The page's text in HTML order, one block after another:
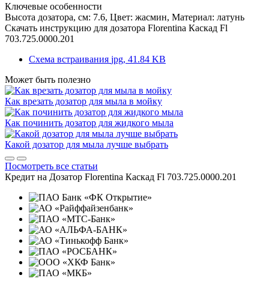
Ключевые особенности
Высота дозатора, см: 7.6, Цвет: жасмин, Материал: латунь
Скачать инструкцию для дозатора Florentina Каскад Fl
703.725.0000.201
Схема встраивания jpg, 41.84 KB
Может быть полезно
Как врезать дозатор для мыла в мойку
Как починить дозатор для жидкого мыла
Какой дозатор для мыла лучше выбрать
Посмотреть все статьи
Кредит на Дозатор Florentina Каскад Fl 703.725.0000.201